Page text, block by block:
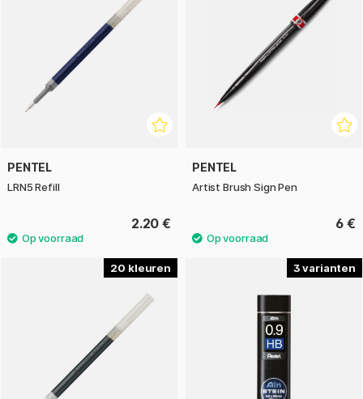
PENTEL
LRN5 Refill
2.20 €
PENTEL
Artist Brush Sign Pen
6 €
20 3